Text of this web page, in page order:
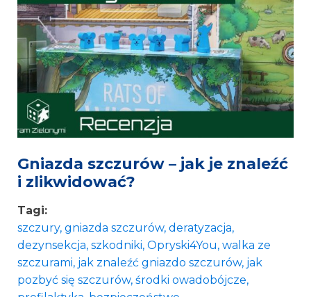
Gniazda szczurów – jak je znaleźć
i zlikwidować?
Tagi:
szczury, gniazda szczurów, deratyzacja,
dezynsekcja, szkodniki, Opryski4You, walka ze
szczurami, jak znaleźć gniazdo szczurów, jak
pozbyć się szczurów, środki owadobójcze,